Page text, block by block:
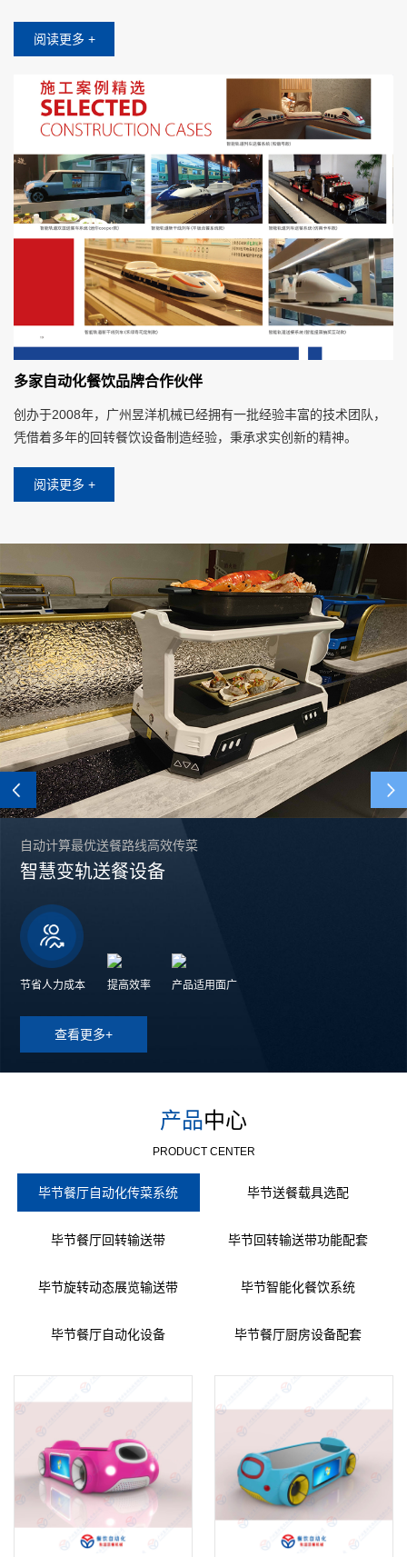
阅读更多 +
多家自动化餐饮品牌合作伙伴
创办于2008年，广州昱洋机械已经拥有一批经验丰富的技术团队，
凭借着多年的回转餐饮设备制造经验，秉承求实创新的精神。
阅读更多 +
Previous
自动计算最优送餐路线高效传菜
智慧变轨送餐设备
节省人力成本 提高效率 产品适用面广
查看更多+
产品中心
PRODUCT CENTER
毕节餐厅自动化传菜系统 毕节送餐载具选配
毕节餐厅回转输送带 毕节回转输送带功能配套
毕节旋转动态展览输送带 毕节智能化餐饮系统
毕节餐厅自动化设备 毕节餐厅厨房设备配套